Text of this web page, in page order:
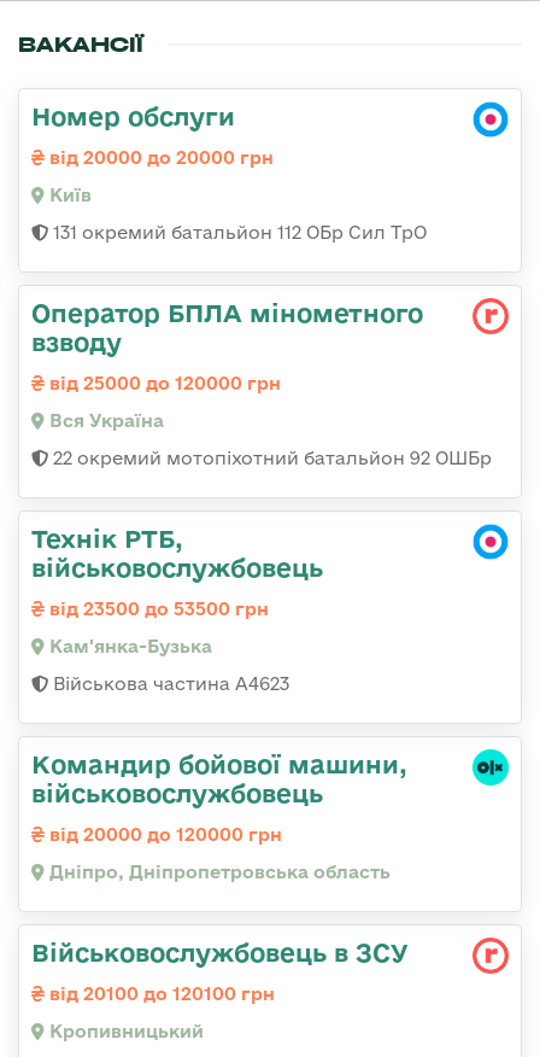
ВАКАНСІЇ
Номер обслуги
від 20000 до 20000 грн
Київ
131 окремий батальйон 112 ОБр Сил ТрО
Оператор БПЛА мінометного
взводу
від 25000 до 120000 грн
Вся Україна
22 окремий мотопіхотний батальйон 92 ОШБр
Технік РТБ,
військовослужбовець
від 23500 до 53500 грн
Кам'янка-Бузька
Військова частина А4623
Командир бойової машини,
військовослужбовець
від 20000 до 120000 грн
Дніпро, Дніпропетровська область
Військовослужбовець в ЗСУ
від 20100 до 120100 грн
Кропивницький